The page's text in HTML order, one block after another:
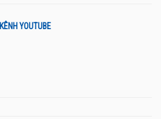
KÊNH YOUTUBE